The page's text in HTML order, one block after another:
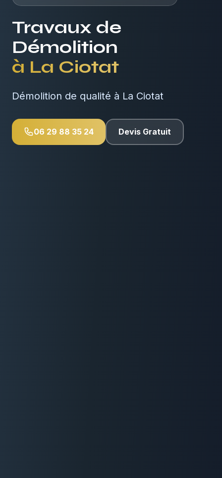
Travaux de
Démolition
à La Ciotat
Démolition de qualité à La Ciotat
06 29 88 35 24 Devis Gratuit